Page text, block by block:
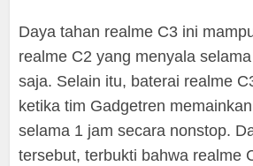
Daya tahan realme C3 ini
realme C2 yang menyala
saja. Selain itu, baterai realme
ketika tim Gadgetren
selama 1 jam secara nonstop.
tersebut, terbukti bahwa realme